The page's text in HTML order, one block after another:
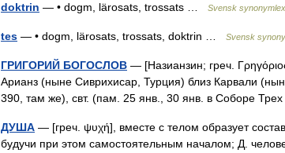
doktrin — • dogm, lärosats, trossats … Svensk
tes — • dogm, lärosats, trossats, doktrin … Svensk
ГРИГОРИЙ БОГОСЛОВ — [Назианзин; греч.
Арианз (ныне Сиврихисар, Турция) близ Карвали
390, там же), свт. (пам. 25 янв., 30 янв. в Соборе
ДУША — [греч. ψυχή], вместе с телом образует
будучи при этом самостоятельным началом; Д.